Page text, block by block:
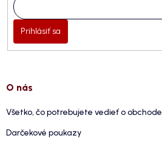
Prihlásiť sa
O nás
Všetko, čo potrebujete vedieť o obchode
Darčekové poukazy